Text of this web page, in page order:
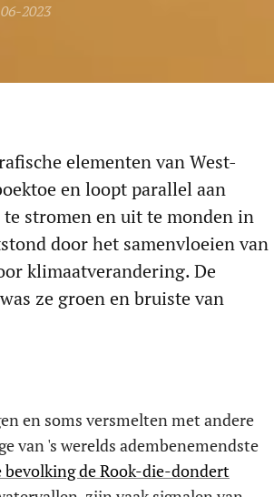
2023
elementen van West-
en loopt parallel aan
stromen en uit te monden in
door het samenvloeien van
klimaatverandering. De
ze groen en bruiste van
en soms versmelten met andere
van 's werelds adembenemendste
de Rook-die-dondert